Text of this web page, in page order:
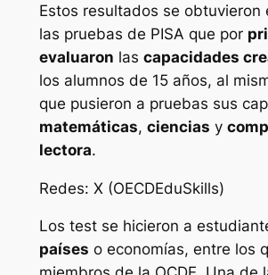
Estos resultados se obtuvieron
las pruebas de PISA que por
evaluaron las capacidades
los alumnos de 15 años, al
que pusieron a pruebas sus
matemáticas, ciencias y
lectora.
Redes: X (OECDEduSkills)
Los test se hicieron a
países o economías, entre los